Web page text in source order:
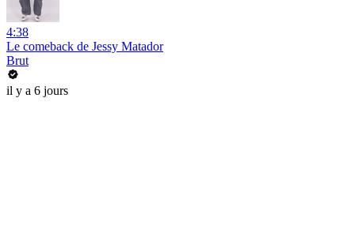
4:38
Le comeback de Jessy Matador
Brut
il y a 6 jours